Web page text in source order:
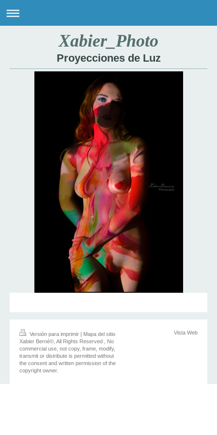
Xabier_Photo
Proyecciones de Luz
Versión para imprimir | Mapa del sitio
Xabier Berné©, All Rights Reserved , No
commercial use, not copy, frame, modify,
transmit or distribute is permitted without
the consent and written permission of the
copyright owner.
Vista Web